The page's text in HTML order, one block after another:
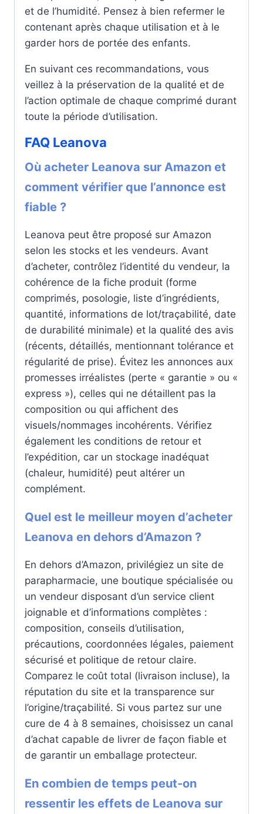
et de l’humidité. Pensez à bien refermer le
contenant après chaque utilisation et à le
garder hors de portée des enfants.
En suivant ces recommandations, vous
veillez à la préservation de la qualité et de
l’action optimale de chaque comprimé durant
toute la période d’utilisation.
FAQ Leanova
Où acheter Leanova sur Amazon et
comment vérifier que l’annonce est
fiable ?
Leanova peut être proposé sur Amazon
selon les stocks et les vendeurs. Avant
d’acheter, contrôlez l’identité du vendeur, la
cohérence de la fiche produit (forme
comprimés, posologie, liste d’ingrédients,
quantité, informations de lot/traçabilité, date
de durabilité minimale) et la qualité des avis
(récents, détaillés, mentionnant tolérance et
régularité de prise). Évitez les annonces aux
promesses irréalistes (perte « garantie » ou «
express »), celles qui ne détaillent pas la
composition ou qui affichent des
visuels/nommages incohérents. Vérifiez
également les conditions de retour et
l’expédition, car un stockage inadéquat
(chaleur, humidité) peut altérer un
complément.
Quel est le meilleur moyen d’acheter
Leanova en dehors d’Amazon ?
En dehors d’Amazon, privilégiez un site de
parapharmacie, une boutique spécialisée ou
un vendeur disposant d’un service client
joignable et d’informations complètes :
composition, conseils d’utilisation,
précautions, coordonnées légales, paiement
sécurisé et politique de retour claire.
Comparez le coût total (livraison incluse), la
réputation du site et la transparence sur
l’origine/traçabilité. Si vous partez sur une
cure de 4 à 8 semaines, choisissez un canal
d’achat capable de livrer de façon fiable et
de garantir un emballage protecteur.
En combien de temps peut-on
ressentir les effets de Leanova sur